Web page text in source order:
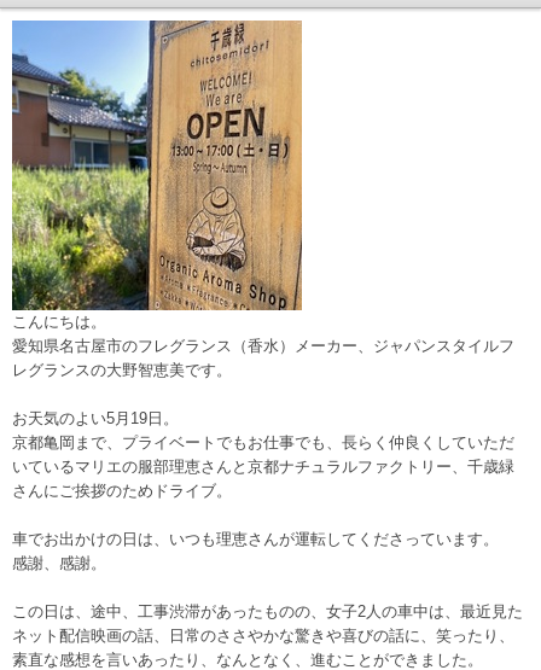
こんにちは。
愛知県名古屋市のフレグランス（香水）メーカー、ジャパンスタイルフ
レグランスの大野智恵美です。
お天気のよい5月19日。
京都亀岡まで、プライベートでもお仕事でも、長らく仲良くしていただ
いているマリエの服部理恵さんと京都ナチュラルファクトリー、千歳緑
さんにご挨拶のためドライブ。
車でお出かけの日は、いつも理恵さんが運転してくださっています。
感謝、感謝。
この日は、途中、工事渋滞があったものの、女子2人の車中は、最近見た
ネット配信映画の話、日常のささやかな驚きや喜びの話に、笑ったり、
素直な感想を言いあったり、なんとなく、進むことができました。